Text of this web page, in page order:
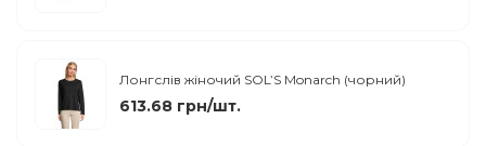
Лонгслів жіночий SOL’S Monarch (чорний)
613.68 грн/шт.